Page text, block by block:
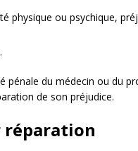
physique ou psychique,
pénale du médecin ou du
de son préjudice.
réparation